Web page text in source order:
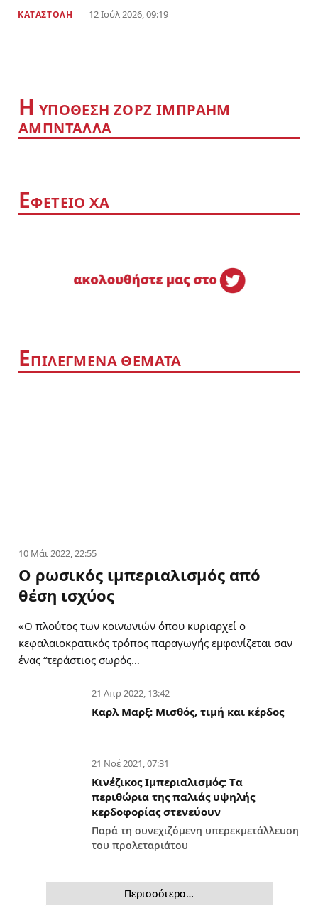
ΚΑΤΑΣΤΟΛΗ 12 Ιούλ 2026, 09:19
Η YΠΟΘΕΣΗ ΖΟΡΖ ΙΜΠΡΑΗΜ
ΑΜΠΝΤΑΛΛΑ
ΕΦΕΤΕΙΟ ΧΑ
ΕΠΙΛΕΓΜΕΝΑ ΘΕΜΑΤΑ
10 Μάι 2022, 22:55
Ο ρωσικός ιμπεριαλισμός από
θέση ισχύος
«Ο πλούτος των κοινωνιών όπου κυριαρχεί ο
κεφαλαιοκρατικός τρόπος παραγωγής εμφανίζεται σαν
ένας “τεράστιος σωρός…
21 Απρ 2022, 13:42
Καρλ Μαρξ: Μισθός, τιμή και κέρδος
21 Νοέ 2021, 07:31
Κινέζικος Ιμπεριαλισμός: Tα
περιθώρια της παλιάς υψηλής
κερδοφορίας στενεύουν
Παρά τη συνεχιζόμενη υπερεκμετάλλευση
του προλεταριάτου
Περισσότερα…